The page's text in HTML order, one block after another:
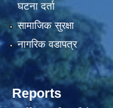
घटना दर्ता
सामाजिक सुरक्षा
नागरिक वडापत्र
Reports